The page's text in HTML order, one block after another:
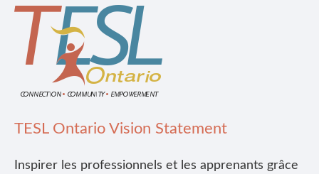
TESL Ontario Vision Statement
Inspirer les professionnels et les apprenants grâce